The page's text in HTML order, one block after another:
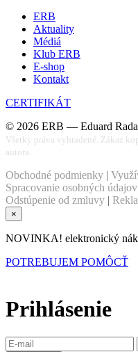
ERB
Aktuality
Médiá
Klub ERB
E-shop
Kontakt
CERTIFIKÁT
© 2026 ERB — Eduard Rada
Všetky práva vyhradené. Zákaz
autora.
Obchodné podmienky |
Spracovanie osobných údajov
Odstúpenie od zmluvy |
×
NOVINKA! elektronický
POTREBUJEM POMÔCŤ
Prihlásenie